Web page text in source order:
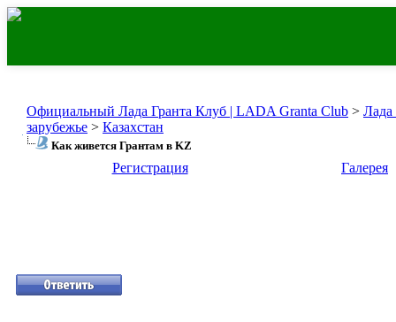
Официальный Лада Гранта Клуб | LADA Granta Club > Лада
зарубежье > Казахстан
Как живется Грантам в KZ
Регистрация Галерея